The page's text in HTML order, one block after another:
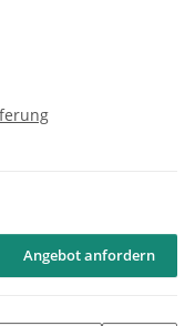
Angebot anfordern